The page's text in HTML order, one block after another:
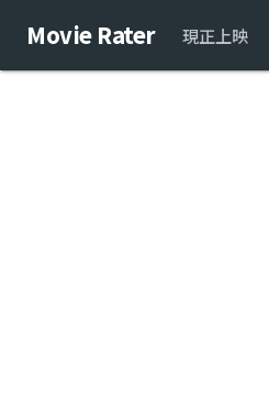
Movie Rater 現正上映